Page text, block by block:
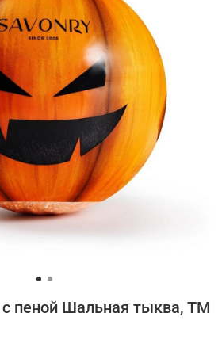
пеной Шальная тыква, ТМ